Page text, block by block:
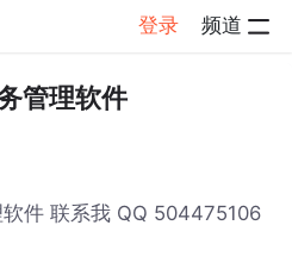
登录 频道
管理软件
件 联系我 QQ 504475106